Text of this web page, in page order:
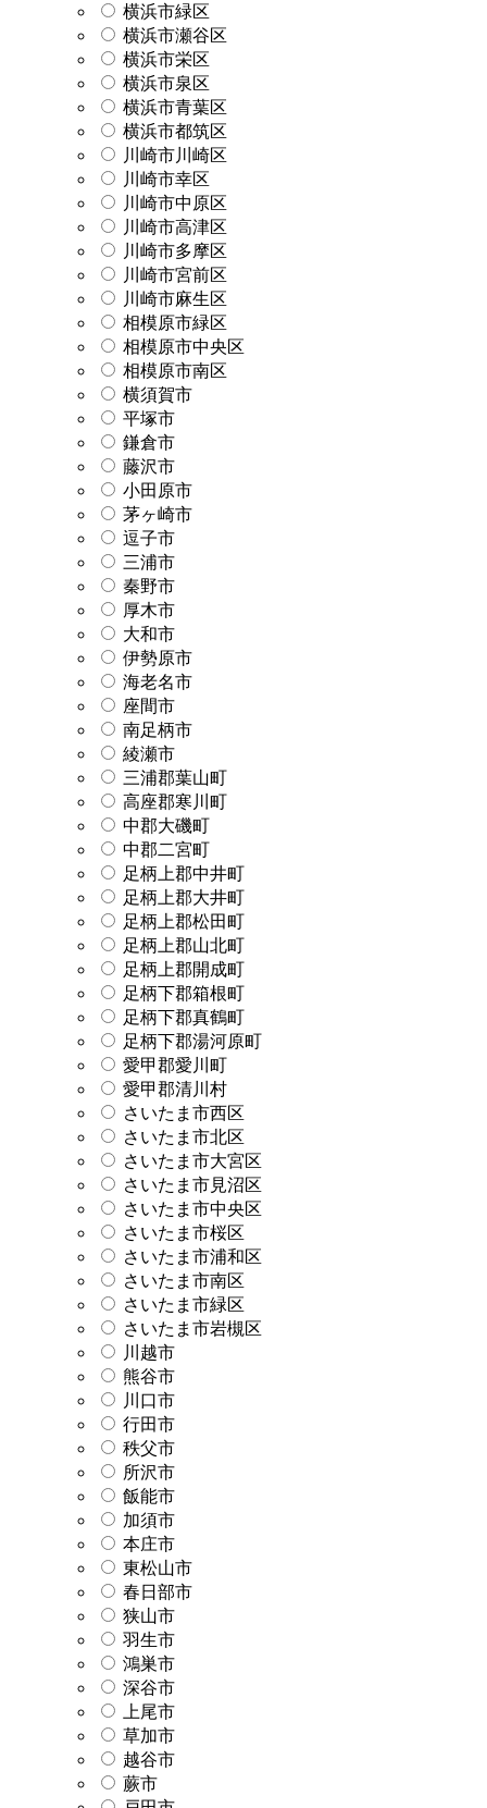
横浜市緑区
横浜市瀬谷区
横浜市栄区
横浜市泉区
横浜市青葉区
横浜市都筑区
川崎市川崎区
川崎市幸区
川崎市中原区
川崎市高津区
川崎市多摩区
川崎市宮前区
川崎市麻生区
相模原市緑区
相模原市中央区
相模原市南区
横須賀市
平塚市
鎌倉市
藤沢市
小田原市
茅ヶ崎市
逗子市
三浦市
秦野市
厚木市
大和市
伊勢原市
海老名市
座間市
南足柄市
綾瀬市
三浦郡葉山町
高座郡寒川町
中郡大磯町
中郡二宮町
足柄上郡中井町
足柄上郡大井町
足柄上郡松田町
足柄上郡山北町
足柄上郡開成町
足柄下郡箱根町
足柄下郡真鶴町
足柄下郡湯河原町
愛甲郡愛川町
愛甲郡清川村
さいたま市西区
さいたま市北区
さいたま市大宮区
さいたま市見沼区
さいたま市中央区
さいたま市桜区
さいたま市浦和区
さいたま市南区
さいたま市緑区
さいたま市岩槻区
川越市
熊谷市
川口市
行田市
秩父市
所沢市
飯能市
加須市
本庄市
東松山市
春日部市
狭山市
羽生市
鴻巣市
深谷市
上尾市
草加市
越谷市
蕨市